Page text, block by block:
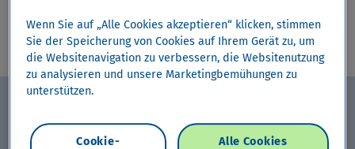
Reglemente und Grundsätze
Barkredit
arrow_upward
Wenn Sie auf „Alle Cookies akzeptieren“ klicken, stimmen
Sie der Speicherung von Cookies auf Ihrem Gerät zu, um
die Websitenavigation zu verbessern, die Websitenutzung
zu analysieren und unsere Marketingbemühungen zu
unterstützen.
Alle Cookies
Cookie-